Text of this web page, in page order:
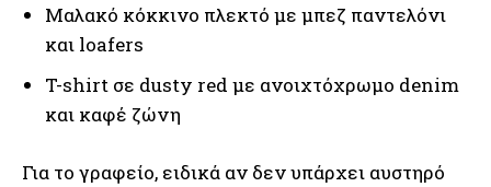
Μαλακό κόκκινο πλεκτό με μπεζ παντελόνι
και loafers
T-shirt σε dusty red με ανοιχτόχρωμο denim
και καφέ ζώνη
Για το γραφείο, ειδικά αν δεν υπάρχει αυστηρό